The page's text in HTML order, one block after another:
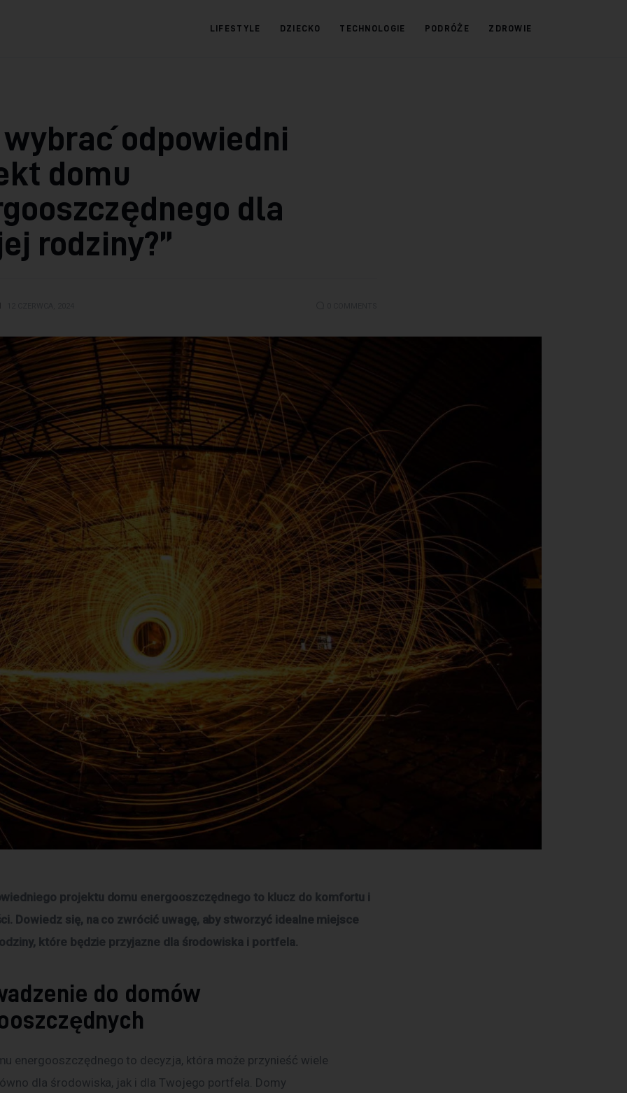
LIFESTYLE DZIECKO TECHNOLOGIE PODRÓŻE ZDROWIE
wybrać odpowiedni
domu
dla
rodziny?”
projektu domu energooszczędnego to klucz do komfortu i
Dowiedz się, na co zwrócić uwagę, aby stworzyć idealne miejsce
które będzie przyjazne dla środowiska i portfela.
do domów
energooszczędnego to decyzja, która może przynieść wiele
dla środowiska, jak i dla Twojego portfela. Domy